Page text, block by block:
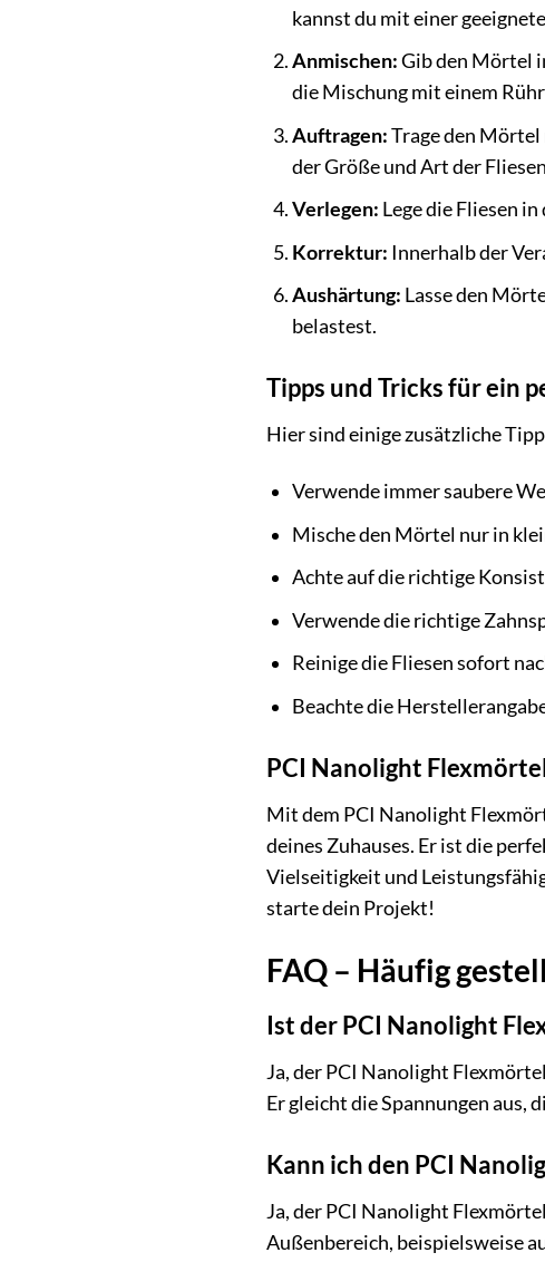
kannst du mit einer
Anmischen:Gib den Mörtel
die Mischung mit einem
Auftragen:Trage den Mörtel
der Größe und Art der
Verlegen: Lege die Fliesen
Korrektur: Innerhalb der
Aushärtung: Lasse den
belastest.
Tipps und Tricks für ein
Hier sind einige zusätzliche
Verwende immer saubere
Mische den Mörtel nur in
Achte auf die richtige
Verwende die richtige
Reinige die Fliesen sofort
Beachte die
PCI Nanolight
Mit dem PCI Nanolight
deines Zuhauses. Er ist die
Vielseitigkeit und
starte dein Projekt!
FAQ – Häufig
Ist der PCI Nanolight
Ja, der PCI Nanolight
Er gleicht die Spannungen aus,
Kann ich den PCI
Ja, der PCI Nanolight
Außenbereich, beispielsweise